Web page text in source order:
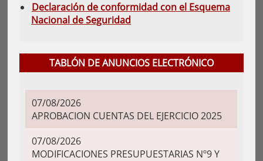
Declaración de conformidad con el Esquema
Nacional de Seguridad
TABLÓN DE ANUNCIOS ELECTRÓNICO
07/08/2026
APROBACION CUENTAS DEL EJERCICIO 2025
07/08/2026
MODIFICACIONES PRESUPUESTARIAS Nº9 Y